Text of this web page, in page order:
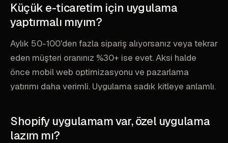
Küçük e-ticaretim için uygulama
yaptırmalı mıyım?
Aylık 50-100'den fazla sipariş alıyorsanız veya tekrar
eden müşteri oranınız %30+ ise evet. Aksi halde
önce mobil web optimizasyonu ve pazarlama
yatırımı daha verimli. Uygulama sadık kitleye anlamlı.
Shopify uygulamam var, özel uygulama
lazım mı?